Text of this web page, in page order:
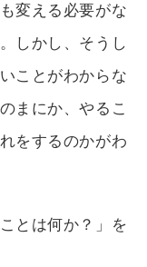
変える必要がな
しかし、そうし
ことがわからな
まにか、やるこ
をするのかがわ
とは何か？」を